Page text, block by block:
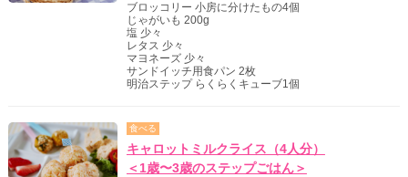
ブロッコリー 小房に分けたもの4個
じゃがいも 200g
塩 少々
レタス 少々
マヨネーズ 少々
サンドイッチ用食パン 2枚
明治ステップ らくらくキューブ1個
食べる
キャロットミルクライス（4人分）
＜1歳〜3歳のステップごはん＞